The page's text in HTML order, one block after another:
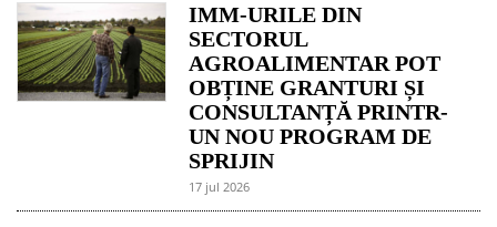
IMM-URILE DIN
SECTORUL
AGROALIMENTAR POT
OBȚINE GRANTURI ȘI
CONSULTANȚĂ PRINTR-
UN NOU PROGRAM DE
SPRIJIN
17 jul 2026